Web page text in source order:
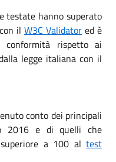
testate hanno superato
il W3C Validator ed è
rispetto ai
legge italiana con il
conto dei principali
2016 e di quelli che
a 100 al test